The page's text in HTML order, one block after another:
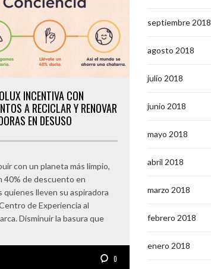
INCENTIVA CON
A RECICLAR Y RENOVAR
EN DESUSO
con un planeta más limpio,
40% de descuento en
quienes lleven su aspiradora
de Experiencia al
Disminuir la basura que
0
septiembre 2018
agosto 2018
julio 2018
junio 2018
mayo 2018
abril 2018
marzo 2018
febrero 2018
enero 2018